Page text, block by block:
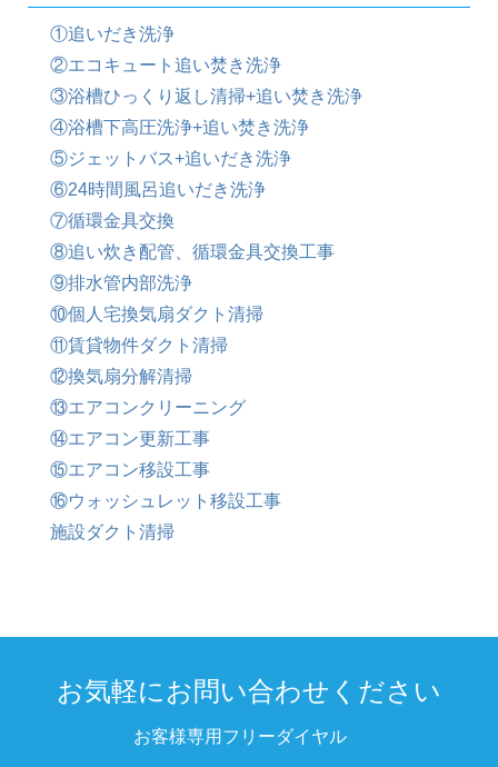
①追いだき洗浄
②エコキュート追い焚き洗浄
③浴槽ひっくり返し清掃+追い焚き洗浄
④浴槽下高圧洗浄+追い焚き洗浄
⑤ジェットバス+追いだき洗浄
⑥24時間風呂追いだき洗浄
⑦循環金具交換
⑧追い炊き配管、循環金具交換工事
⑨排水管内部洗浄
⑩個人宅換気扇ダクト清掃
⑪賃貸物件ダクト清掃
⑫換気扇分解清掃
⑬エアコンクリーニング
⑭エアコン更新工事
⑮エアコン移設工事
⑯ウォッシュレット移設工事
施設ダクト清掃
お気軽にお問い合わせください
お客様専用フリーダイヤル